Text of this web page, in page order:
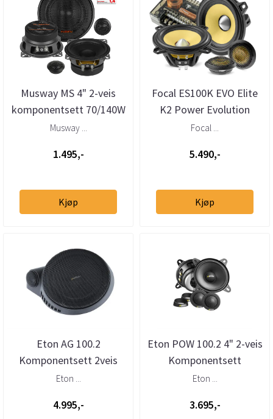
Musway MS 4" 2-veis
komponentsett 70/140W
Musway ...
1.495,-
Kjøp
Focal ES100K EVO Elite
K2 Power Evolution
10cm komponentsett
Focal ...
5.490,-
Kjøp
Eton AG 100.2
Komponentsett 2veis
10cm for overfl.mont
Eton ...
4.995,-
Eton POW 100.2 4" 2-veis
Komponentsett
Eton ...
3.695,-